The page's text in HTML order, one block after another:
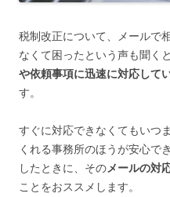
税制改正について、メールで
なくて困ったという声も聞く
や依頼事項に迅速に対応して
す。
すぐに対応できなくてもいつ
くれる事務所のほうが安心で
したときに、そのメールの対
ことをおススメします。